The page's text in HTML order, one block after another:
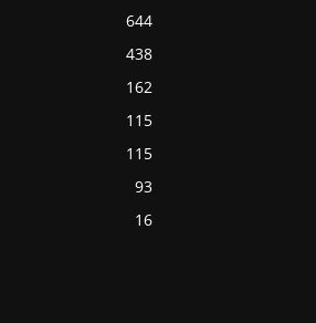
644
438
162
115
115
93
16